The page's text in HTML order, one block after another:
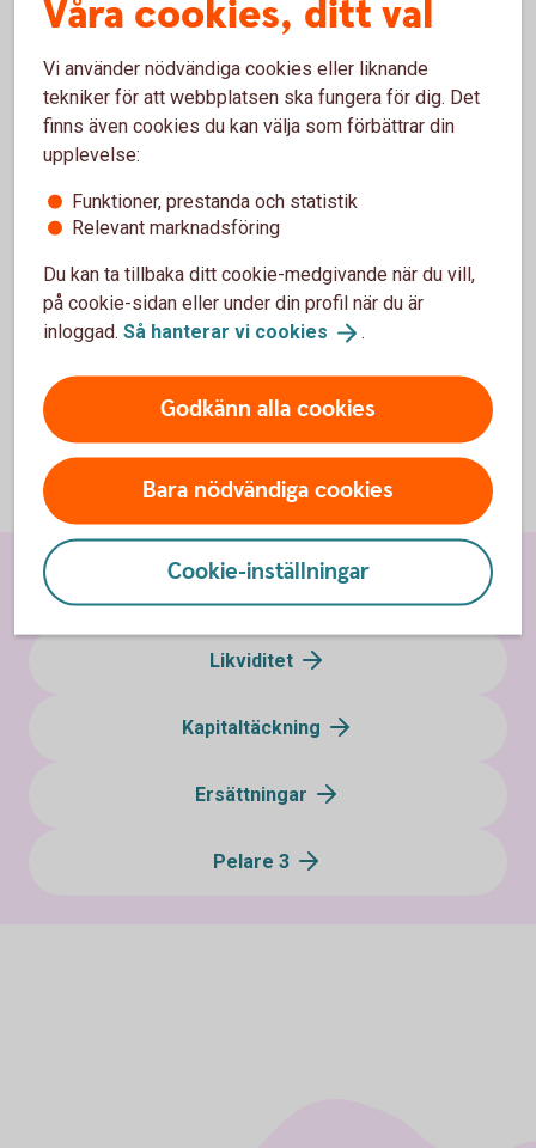
Offentliggörande av information om kapitaltäckning och
riskhantering av Sparbanken Bergslagen AB 516406-1185.
Informationen om bankens kaptitaltäckning nedan avser
sådan periodisk information som ska lämnas enligt
Finansinspektionens föreskrifter och allmänna råd som
offentliggörande av information om kapitaltäckning och
riskhantering (FFFS 2014:12).
kreditrisker, marknadsrisker och operativa risker. Banken
har därutöver en intern kapitalutvärderingsporcess som ska
tillförsäkra att bankens kapital även täcker andra risker i
ränterisker i balansräkningen etc. Upplysningarna nedan om
kapitalkravet begränsar sig till det legala
minimikapitalkravet.
Likviditet
Kapitaltäckning
Ersättningar
Pelare 3
Våra cookies, ditt val
Vi använder nödvändiga cookies eller liknande
tekniker för att webbplatsen ska fungera för dig. Det
finns även cookies du kan välja som förbättrar din
upplevelse:
Funktioner, prestanda och statistik
Relevant marknadsföring
Du kan ta tillbaka ditt cookie-medgivande när du vill,
på cookie-sidan eller under din profil när du är
inloggad. Så hanterar vi cookies .
Godkänn alla cookies
Bara nödvändiga cookies
Cookie-inställningar